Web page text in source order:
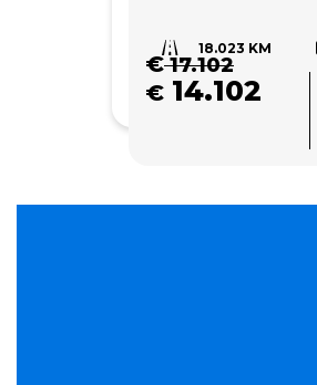
18.023 KM
€17.102
€ 14.102